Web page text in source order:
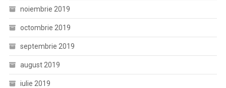
noiembrie 2019
octombrie 2019
septembrie 2019
august 2019
iulie 2019